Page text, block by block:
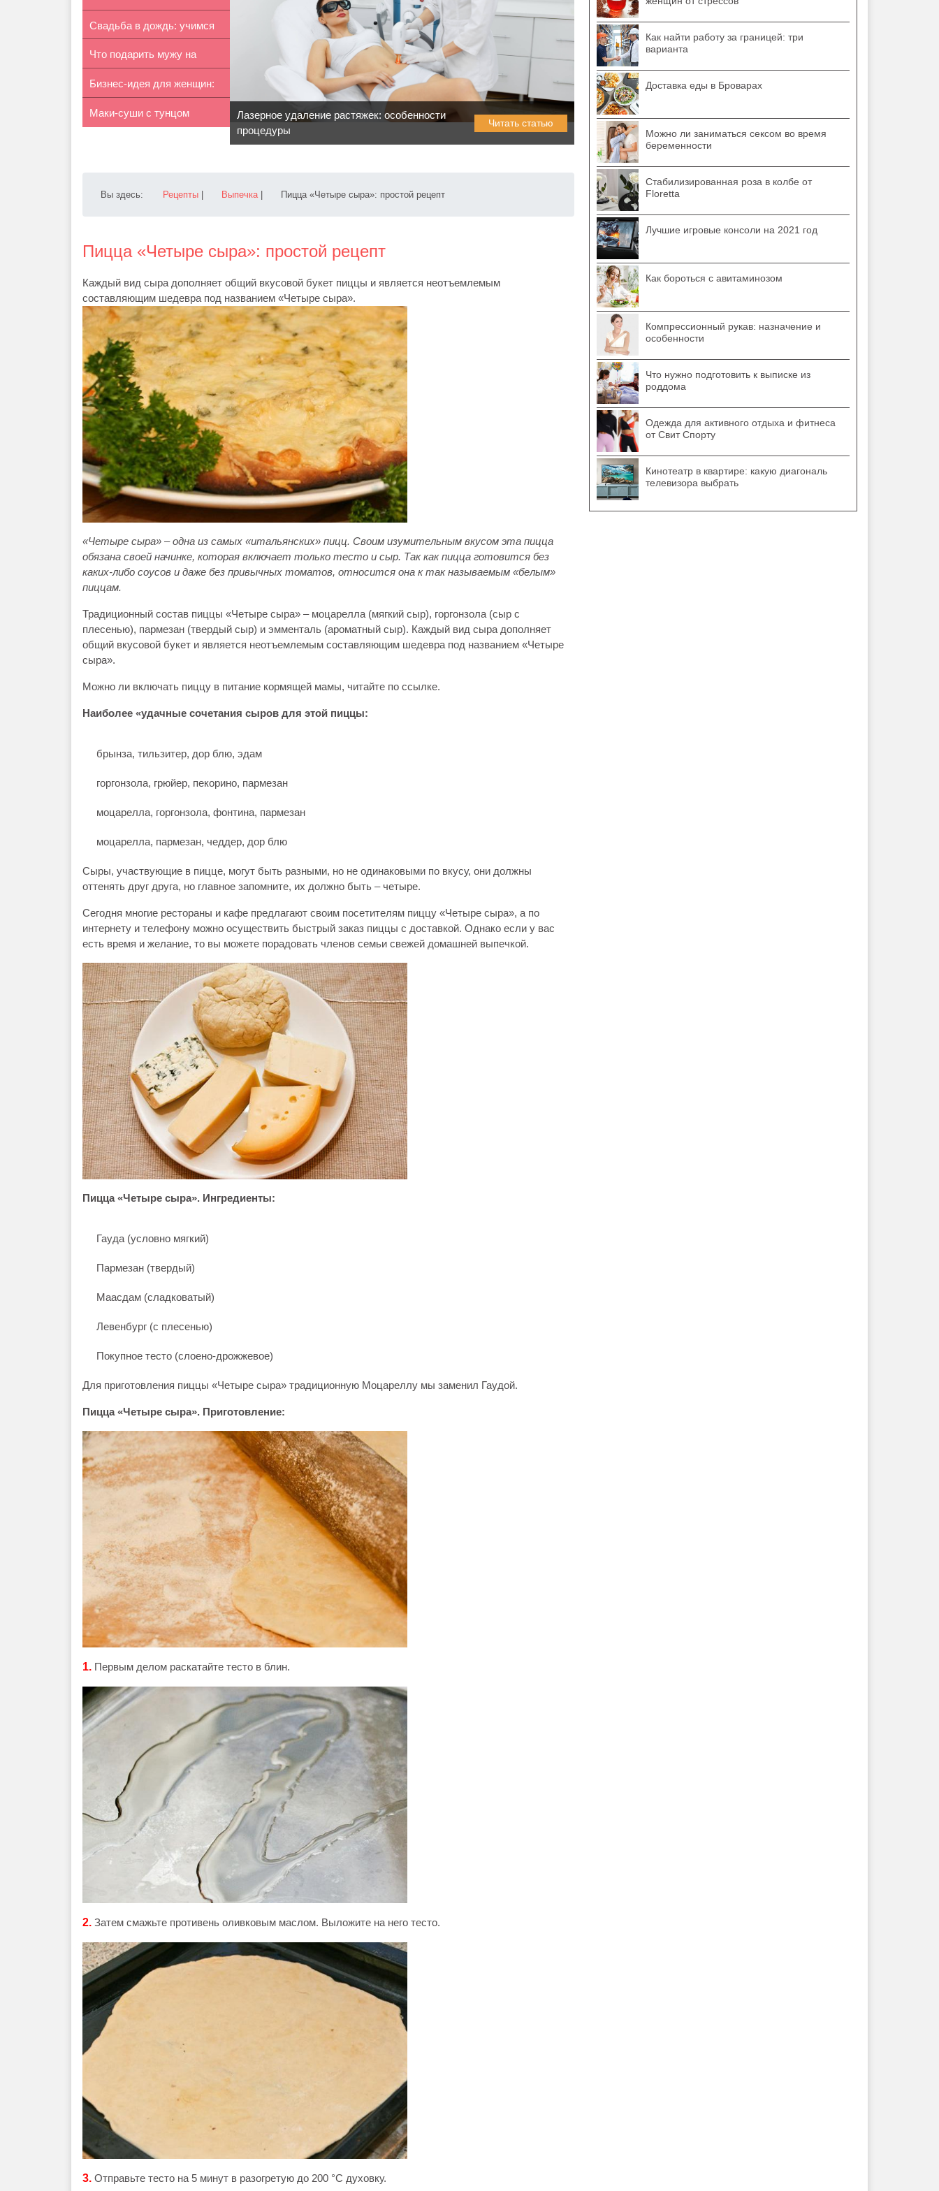
ссор
Свадьба в дождь: учимся
радоват...
Что подарить мужу на
кожаную св...
Бизнес-идея для женщин:
пошив о...
Маки-суши с тунцом
Лазерное удаление растяжек: особенности
процедуры
Читать статью
Вы здесь: Рецепты Выпечка Пицца «Четыре сыра»: простой рецепт
Пицца «Четыре сыра»: простой рецепт
Каждый вид сыра дополняет общий вкусовой букет пиццы и является неотъемлемым
составляющим шедевра под названием «Четыре сыра».
«Четыре сыра» – одна из самых «итальянских» пицц. Своим изумительным вкусом эта пицца
обязана своей начинке, которая включает только тесто и сыр. Так как пицца готовится без
каких-либо соусов и даже без привычных томатов, относится она к так называемым «белым»
пиццам.
Традиционный состав пиццы «Четыре сыра» – моцарелла (мягкий сыр), горгонзола (сыр с
плесенью), пармезан (твердый сыр) и эмменталь (ароматный сыр). Каждый вид сыра дополняет
общий вкусовой букет и является неотъемлемым составляющим шедевра под названием «Четыре
сыра».
Можно ли включать пиццу в питание кормящей мамы, читайте по ссылке.
Наиболее «удачные сочетания сыров для этой пиццы:
брынза, тильзитер, дор блю, эдам
горгонзола, грюйер, пекорино, пармезан
моцарелла, горгонзола, фонтина, пармезан
моцарелла, пармезан, чеддер, дор блю
Сыры, участвующие в пицце, могут быть разными, но не одинаковыми по вкусу, они должны
оттенять друг друга, но главное запомните, их должно быть – четыре.
Сегодня многие рестораны и кафе предлагают своим посетителям пиццу «Четыре сыра», а по
интернету и телефону можно осуществить быстрый заказ пиццы с доставкой. Однако если у вас
есть время и желание, то вы можете порадовать членов семьи свежей домашней выпечкой.
Пицца «Четыре сыра». Ингредиенты:
Гауда (условно мягкий)
Пармезан (твердый)
Маасдам (сладковатый)
Левенбург (с плесенью)
Покупное тесто (слоено-дрожжевое)
Для приготовления пиццы «Четыре сыра» традиционную Моцареллу мы заменил Гаудой.
Пицца «Четыре сыра». Приготовление:
1. Первым делом раскатайте тесто в блин.
2. Затем смажьте противень оливковым маслом. Выложите на него тесто.
3. Отправьте тесто на 5 минут в разогретую до 200 °C духовку.
Как найти работу за границей: три
варианта
Доставка еды в Броварах
Можно ли заниматься сексом во время
беременности
Стабилизированная роза в колбе от
Floretta
Лучшие игровые консоли на 2021 год
Как бороться с авитаминозом
Компрессионный рукав: назначение и
особенности
Что нужно подготовить к выписке из
роддома
Одежда для активного отдыха и фитнеса
от Свит Спорту
Кинотеатр в квартире: какую диагональ
телевизора выбрать